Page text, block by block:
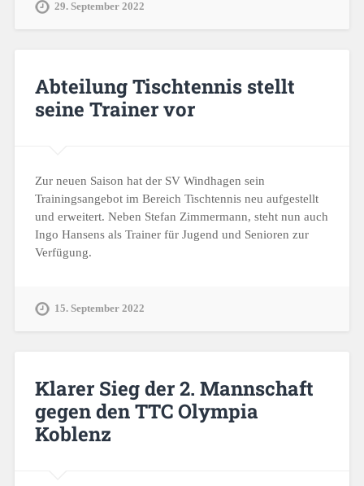
29. September 2022
Abteilung Tischtennis stellt
seine Trainer vor
Zur neuen Saison hat der SV Windhagen sein
Trainingsangebot im Bereich Tischtennis neu aufgestellt
und erweitert. Neben Stefan Zimmermann, steht nun auch
Ingo Hansens als Trainer für Jugend und Senioren zur
Verfügung.
15. September 2022
Klarer Sieg der 2. Mannschaft
gegen den TTC Olympia
Koblenz